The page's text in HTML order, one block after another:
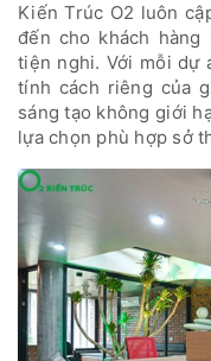
Kiến Trúc O2 luôn
đến cho khách
tiện nghi. Với mỗi dự
tính cách riêng của
sáng tạo không giới
lựa chọn phù hợp sở